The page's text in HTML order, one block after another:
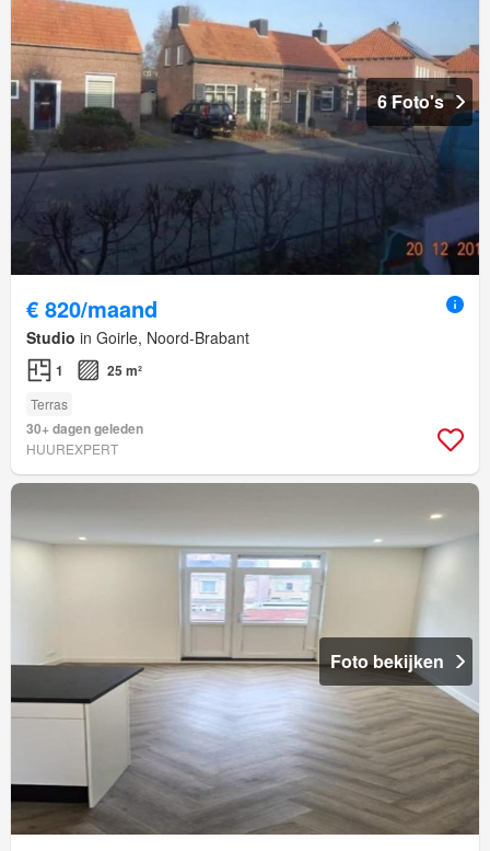
6 Foto's
€ 820/maand
Studio in Goirle, Noord-Brabant
1 25 m²
Terras
30+ dagen geleden
HUUREXPERT
Foto bekijken